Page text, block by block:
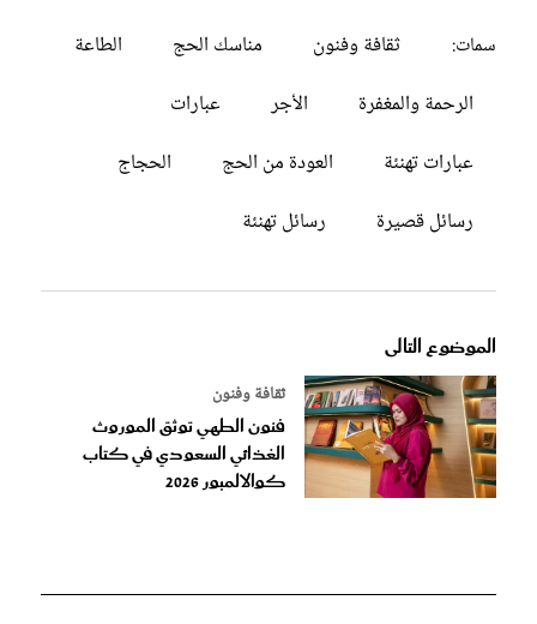
سمات:
ثقافة وفنون مناسك الحج
الطاعة
الرحمة والمغفرة
الأجر
عبارات
عبارات تهنئة
العودة من الحج
الحجاج
رسائل قصيرة
رسائل تهنئة
الموضوع التالى
ثقافة وفنون
فنون الطهي توثق الموروث
الغذائي السعودي في كتاب
كوالالمبور 2026